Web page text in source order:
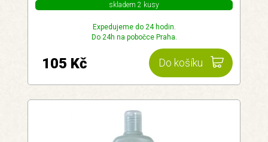
skladem 2 kusy
Expedujeme do 24 hodin.
Do 24h na pobočce Praha.
Do košíku
105 Kč